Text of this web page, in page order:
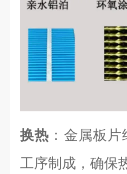
换热 ：金属板
工序制成，确保